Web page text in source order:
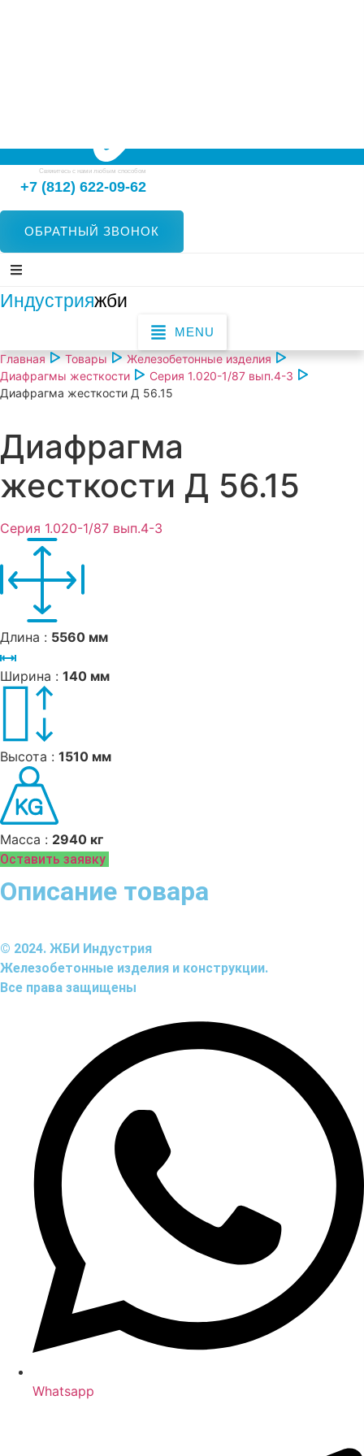
Свяжитесь с нами любым способом
+7 (812) 622-09-62
ОБРАТНЫЙ ЗВОНОК
Индустрияжби
MENU
Главная
Товары
Железобетонные изделия
Диафрагмы жесткости
Серия 1.020-1/87 вып.4-3
Диафрагма жесткости Д 56.15
Диафрагма
жесткости Д 56.15
Серия 1.020-1/87 вып.4-3
Длина : 5560 мм
Ширина : 140 мм
Высота : 1510 мм
Масса : 2940 кг
Оставить заявку
Описание товара
© 2024. ЖБИ Индустрия
Железобетонные изделия и конструкции.
Все права защищены
Whatsapp